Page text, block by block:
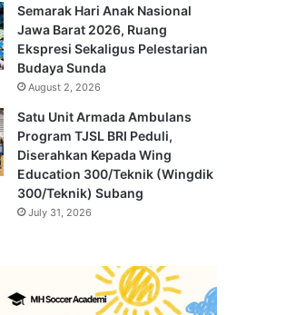
Semarak Hari Anak Nasional
Jawa Barat 2026, Ruang
Ekspresi Sekaligus Pelestarian
Budaya Sunda
August 2, 2026
Satu Unit Armada Ambulans
Program TJSL BRI Peduli,
Diserahkan Kepada Wing
Education 300/Teknik (Wingdik
300/Teknik) Subang
July 31, 2026